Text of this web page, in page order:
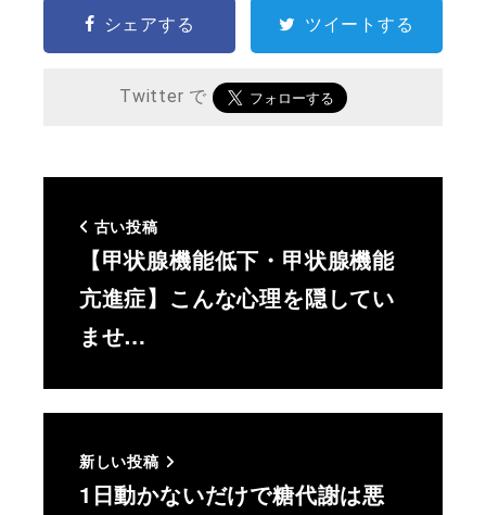
シェアする ツイートする
Twitter で
古い投稿
【甲状腺機能低下・甲状腺機能
亢進症】こんな心理を隠してい
ませ…
新しい投稿
1日動かないだけで糖代謝は悪